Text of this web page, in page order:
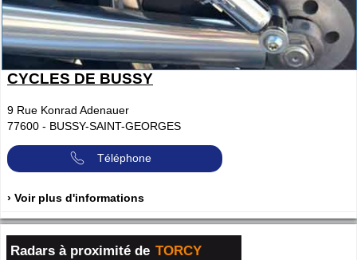
CYCLES DE BUSSY
9 Rue Konrad Adenauer
77600 - BUSSY-SAINT-GEORGES
Téléphone
› Voir plus d'informations
Radars à proximité de TORCY